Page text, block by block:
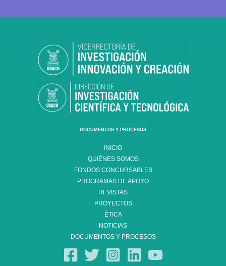
DOCUMENTOS Y PROCESOS
INICIO
QUIÉNES SOMOS
FONDOS CONCURSABLES
PROGRAMAS DE APOYO
REVISTAS
PROYECTOS
ÉTICA
NOTICIAS
DOCUMENTOS Y PROCESOS